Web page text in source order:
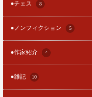
●チェス 8
●ノンフィクション 5
●作家紹介 4
●雑記 10